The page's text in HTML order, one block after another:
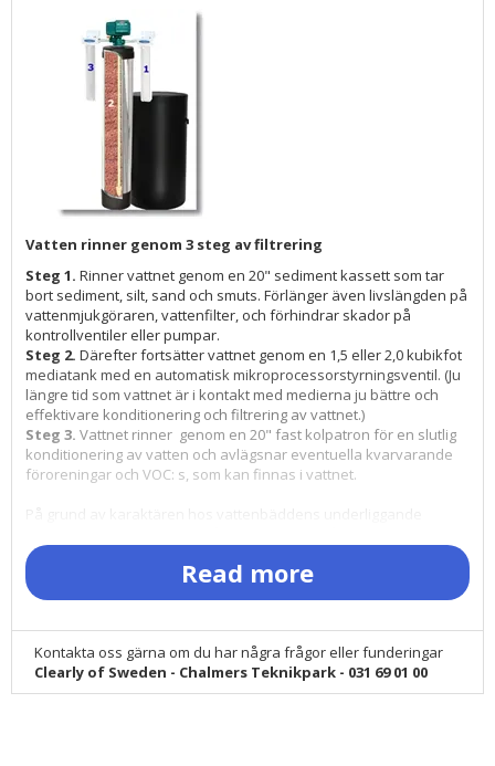
Vatten rinner genom 3 steg av filtrering
Steg 1. Rinner vattnet genom en 20" sediment kassett som tar
bort sediment, silt, sand och smuts. Förlänger även livslängden på
vattenmjukgöraren, vattenfilter, och förhindrar skador på
kontrollventiler eller pumpar.
Steg 2. Därefter fortsätter vattnet genom en 1,5 eller 2,0 kubikfot
mediatank med en automatisk mikroprocessorstyrningsventil. (Ju
längre tid som vattnet är i kontakt med medierna ju bättre och
effektivare konditionering och filtrering av vattnet.)
Steg 3. Vattnet rinner genom en 20" fast kolpatron för en slutlig
konditionering av vatten och avlägsnar eventuella kvarvarande
föroreningar och VOC: s, som kan finnas i vattnet.
annan.
Vatten är svårt att behandla när det innehåller mineraler som
dusch och kläder. Du kan också märka mindre lödder från
schampo och tvålar samt även en känsla av film eller skikt på
huden. Allt detta är symtom på behov av vattenmjukgörare -
avhärdat vatten.
Read more
Kontakta oss gärna om du har några frågor eller funderingar
Clearly of Sweden - Chalmers Teknikpark - 031 69 01 00